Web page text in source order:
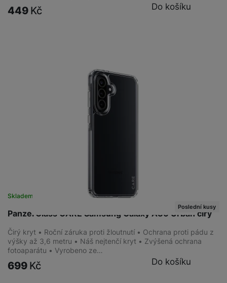
449 Kč Do košíku
PanzerGlass CARE Samsung Galaxy A36 Urban čirý
Skladem
Poslední kusy
Čirý kryt • Roční záruka proti žloutnutí • Ochrana proti pádu z
výšky až 3,6 metru • Náš nejtenčí kryt • Zvýšená ochrana
fotoaparátu • Vyrobeno ze…
699 Kč Do košíku